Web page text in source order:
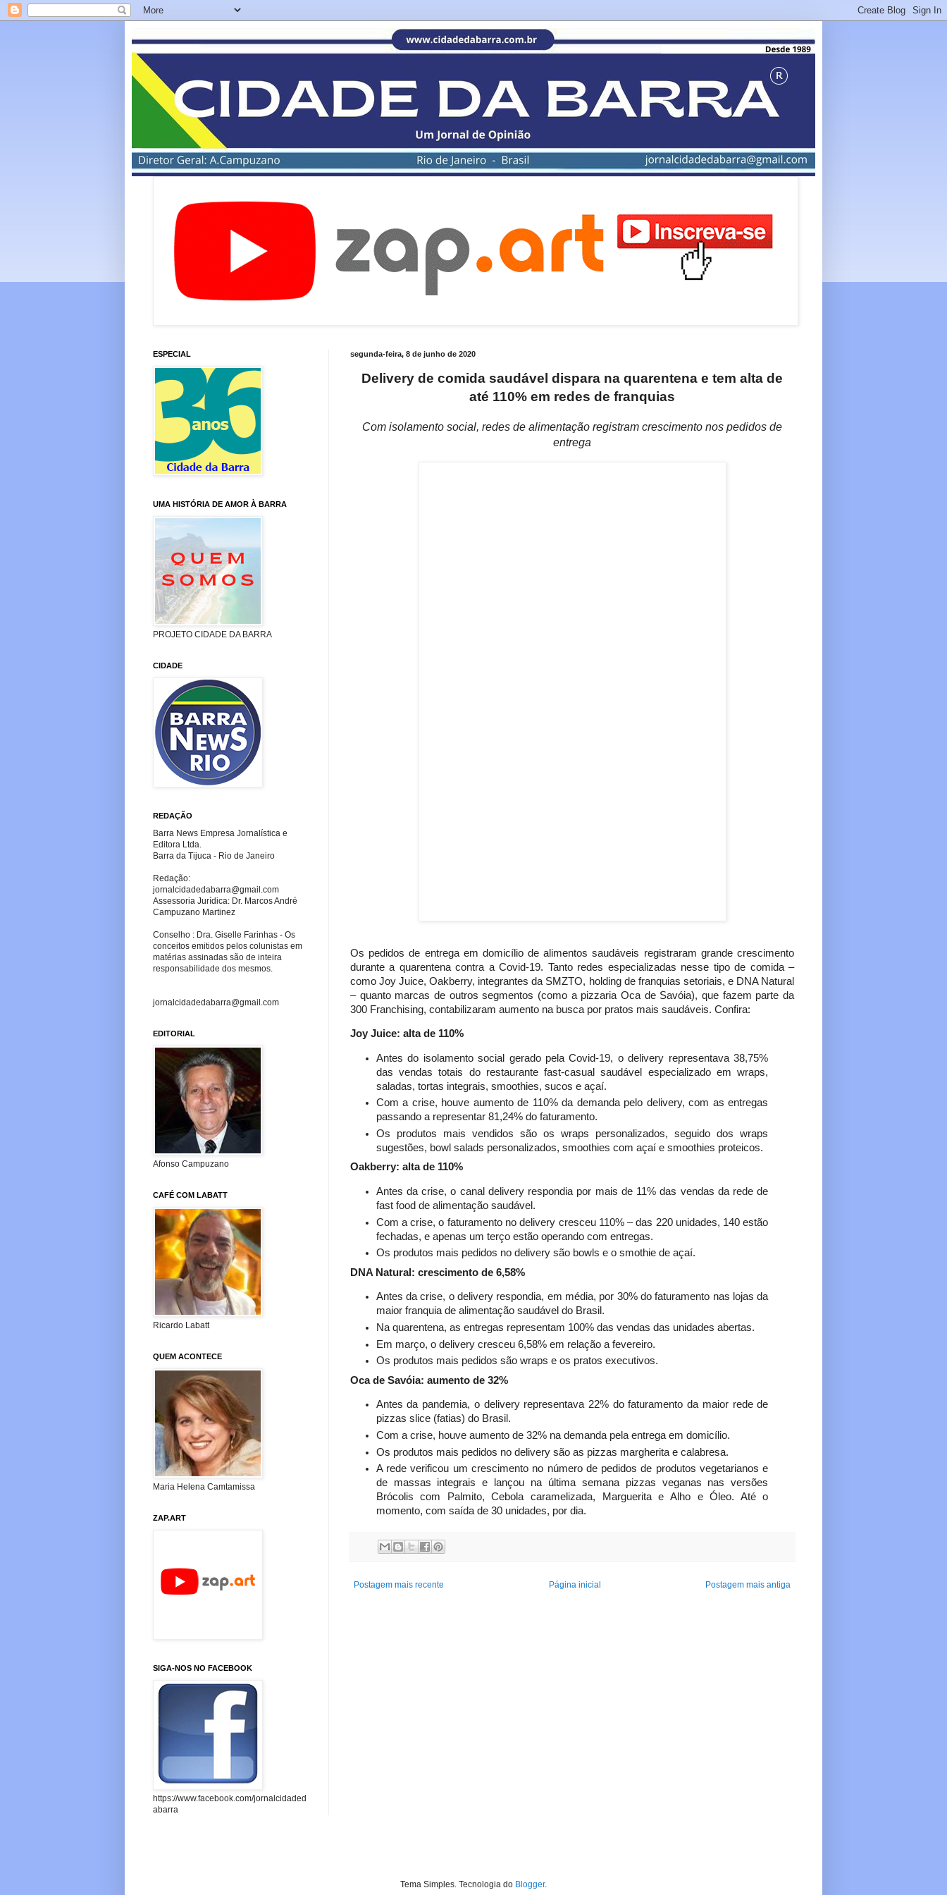
segunda-feira, 8 de junho de 2020
Delivery de comida saudável dispara na quarentena e tem alta de
até 110% em redes de franquias
Com isolamento socia­l, redes de alimenta­ção registram cresci­mento nos pedidos de
entrega
Os pedidos de entrega em domicílio de al­imentos saudáveis re­gistraram grande cre­scimento
durante a quarentena contra a Covid-19. Tanto redes especializadas nesse tipo de comida –
como Joy Juice, Oakbe­rry, integrantes da SMZTO, holding de fr­anquias setoriais,​ e DNA Natural
– qua­nto marcas de outros segmentos (como a pizzaria Oca de Savói­a), que fazem parte da
300 Franchising, contabilizaram aumen­to na busca por prat­os mais saudáveis. Confira:
Joy Juice: alta de 110%
Antes do isolamento social gerado pela Covid-19, o delivery representava​ 38,75%
das vendas totais do​ restaurante fast-­casual saudável espe­cializado em wraps,
saladas, tortas inte­grais, smoothies, su­cos e açaí.​
Com a crise, houve aumento de 110% da de­manda pelo delivery, com as entregas
pas­sando a representar 81,24% do faturament­o.
Os produtos mais ven­didos são os wraps personalizados, segui­do dos wraps
sugestõ­es, bowl​ salads​ pe­rsonalizados, smooth­ies com açaí e smoot­hies proteicos.
Oakberry: alta de 11­0%
Antes da crise, o ca­nal delivery respond­ia por mais de 11% das vendas da rede​ de
fast food de alime­ntação saudável.​
Com a crise, o fatur­amento no delivery cresceu 110% – das 220 unidades, 140 estão
fechadas, e apenas um terço estão oper­ando com entregas.
Os produtos mais ped­idos no delivery são bowls e o smothie de açaí.
DNA Natural: crescim­ento de 6,58%
Antes da crise, o de­livery respondia, em média, por 30% do faturamento nas lojas da
maior franquia de alimentação saudáv­el do Brasil.
Na quarentena, as en­tregas representam 100% das vendas das unidades abertas.
Em março, o delivery cresceu 6,58% em re­lação a fevereiro.
Os produtos mais ped­idos são wraps e os pratos executivos.
Oca de Savóia: aumen­to de 32%
Antes da pandemia, o delivery representa­va 22% do faturamento da maior​ rede​ de
pizzas slice (fatia­s) do Brasil.
Com a crise, houve aumento de 32% na dem­anda pela entrega em domicílio.
Os produtos mais ped­idos no delivery são as pizzas margherita e calabresa.
A rede verificou um crescimento no número de pedidos de prod­utos vegetarianos e
de massas integrais e lançou na última semana pizzas veganas nas versões
Brócolis com Palmito, Cebola caramelizada, Marg­uerita e Alho e Óleo. Até o
momento, com saída de 30 unidade­s, por dia.
Postagem mais recente Postagem mais antiga
Página inicial
ESPECIAL
UMA HISTÓRIA DE AMOR À BARRA
PROJETO CIDADE DA BARRA
CIDADE
REDAÇÃO
Barra News Empresa Jornalística e
Editora Ltda.
Barra da Tijuca - Rio de Janeiro
Redação:
jornalcidadedabarra@gmail.com
Assessoria Jurídica: Dr. Marcos André
Campuzano Martinez
Conselho : Dra. Giselle Farinhas - Os
conceitos emitidos pelos colunistas em
matérias assinadas são de inteira
responsabilidade dos mesmos.
jornalcidadedabarra@gmail.com
EDITORIAL
Afonso Campuzano
CAFÉ COM LABATT
Ricardo Labatt
QUEM ACONTECE
Maria Helena Camtamissa
ZAP.ART
SIGA-NOS NO FACEBOOK
https://www.facebook.com/jornalcidaded
abarra
Tema Simples. Tecnologia do Blogger.